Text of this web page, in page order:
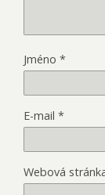
Jméno *
E-mail *
Webová